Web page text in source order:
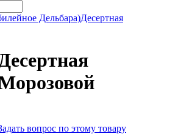
Дельбара)Десертная
вопрос по этому товару